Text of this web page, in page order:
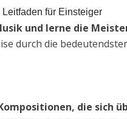
für Einsteiger
und lerne die
durch die
die sich